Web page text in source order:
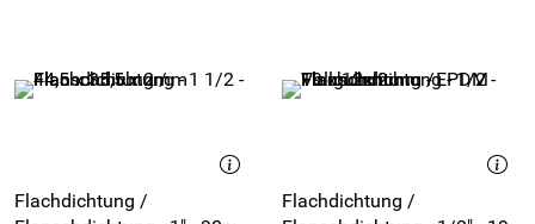
Flachdichtung /
Flachdichtung /